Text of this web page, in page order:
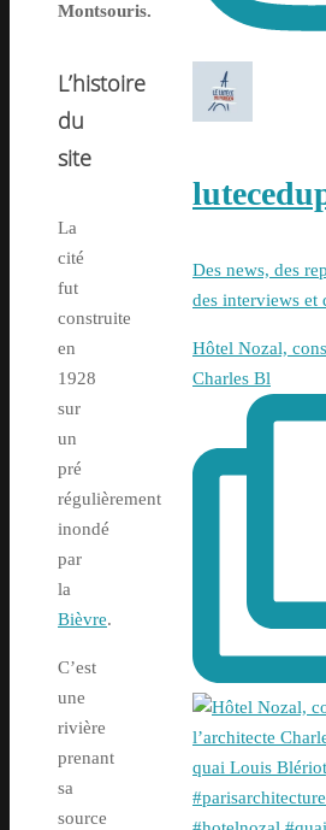
Montsouris.
L’histoire
du
site
La
cité
fut
construite
en
1928
sur
un
pré
régulièrement
inondé
par
la
Bièvre.
C’est
une
rivière
prenant
sa
source
Des news, des
des interviews et
Hôtel Nozal,
Charles Bl